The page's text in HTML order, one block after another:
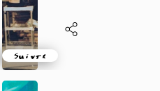
Suivre